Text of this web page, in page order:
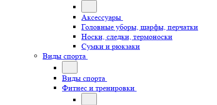
Аксессуары
Головные уборы, шарфы, перчатки
Носки, следки, термоноски
Сумки и рюкзаки
Виды спорта
Виды спорта
Фитнес и тренировки